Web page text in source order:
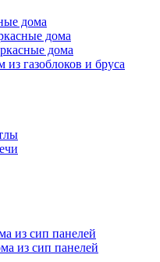
дома
дома
дома
газоблоков и бруса
из сип панелей
из сип панелей